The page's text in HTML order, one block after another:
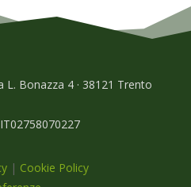
L. Bonazza 4 · 38121 Trento
| Cookie Policy